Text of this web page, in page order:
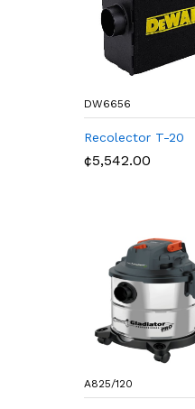
DW6656
Recolector T-20
¢5,542.00
A825/120